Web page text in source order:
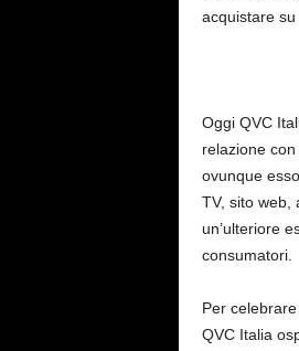
acquistare su
Oggi QVC
relazione
ovunque
TV, sito web,
un’ulteriore
consumatori.
Per
QVC Italia